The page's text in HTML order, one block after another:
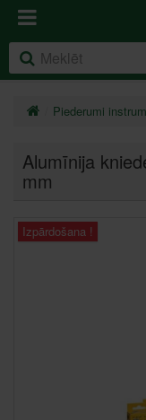
Piederumi
Alumīnija
mm
Izpārdošana !